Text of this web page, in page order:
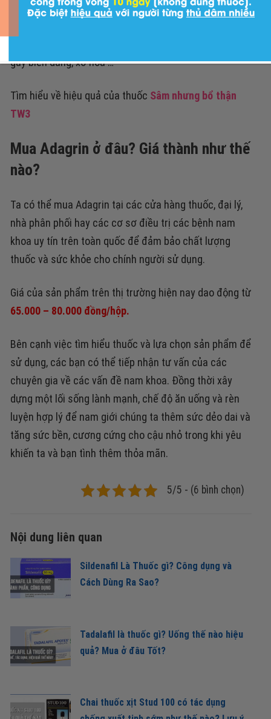
Một số trường hợp cá biệt cũng cần trận trọng hoặc
gây biến dang, xơ hóa …
Tìm hiểu về hiệu quả của thuốc Sâm nhưng bổ thận
TW3
Mua Adagrin ở đâu? Giá thành như thế
nào?
Ta có thể mua Adagrin tại các cửa hàng thuốc, đại lý,
nhà phân phối hay các cơ sơ điều trị các bệnh nam
khoa uy tín trên toàn quốc để đảm bảo chất lượng
thuốc và sức khỏe cho chính người sử dụng.
Giá của sản phẩm trên thị trường hiện nay dao động từ
65.000 – 80.000 đồng/hộp.
Bên cạnh việc tìm hiểu thuốc và lựa chọn sản phẩm để
sử dụng, các bạn có thể tiếp nhận tư vấn của các
chuyên gia về các vấn đề nam khoa. Đồng thời xây
dựng một lối sống lành mạnh, chế độ ăn uống và rèn
luyện hợp lý để nam giới chúng ta thêm sức dẻo dai và
tăng sức bền, cương cứng cho cậu nhỏ trong khi yêu
khiến ta và bạn tình thêm thỏa mãn.
5/5 - (6 bình chọn)
Nội dung liên quan
Sildenafil Là Thuốc gì? Công dụng và
Cách Dùng Ra Sao?
Tadalafil là thuốc gì? Uống thế nào hiệu
quả? Mua ở đâu Tốt?
Chai thuốc xịt Stud 100 có tác dụng